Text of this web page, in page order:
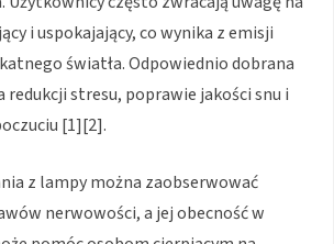
i uspokajający, co wynika z emisji
światła. Odpowiednio dobrana
stresu, poprawie jakości snu i
[1][2].
z lampy można zaobserwować
nerwowości, a jej obecność w